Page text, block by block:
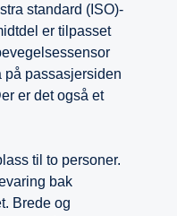
standard (ISO)-
er tilpasset
på passasjersiden
er det også et
til to personer.
bak
Brede og